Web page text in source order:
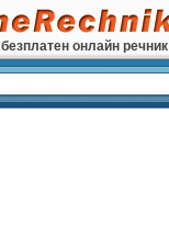
безплатен онлайн речник